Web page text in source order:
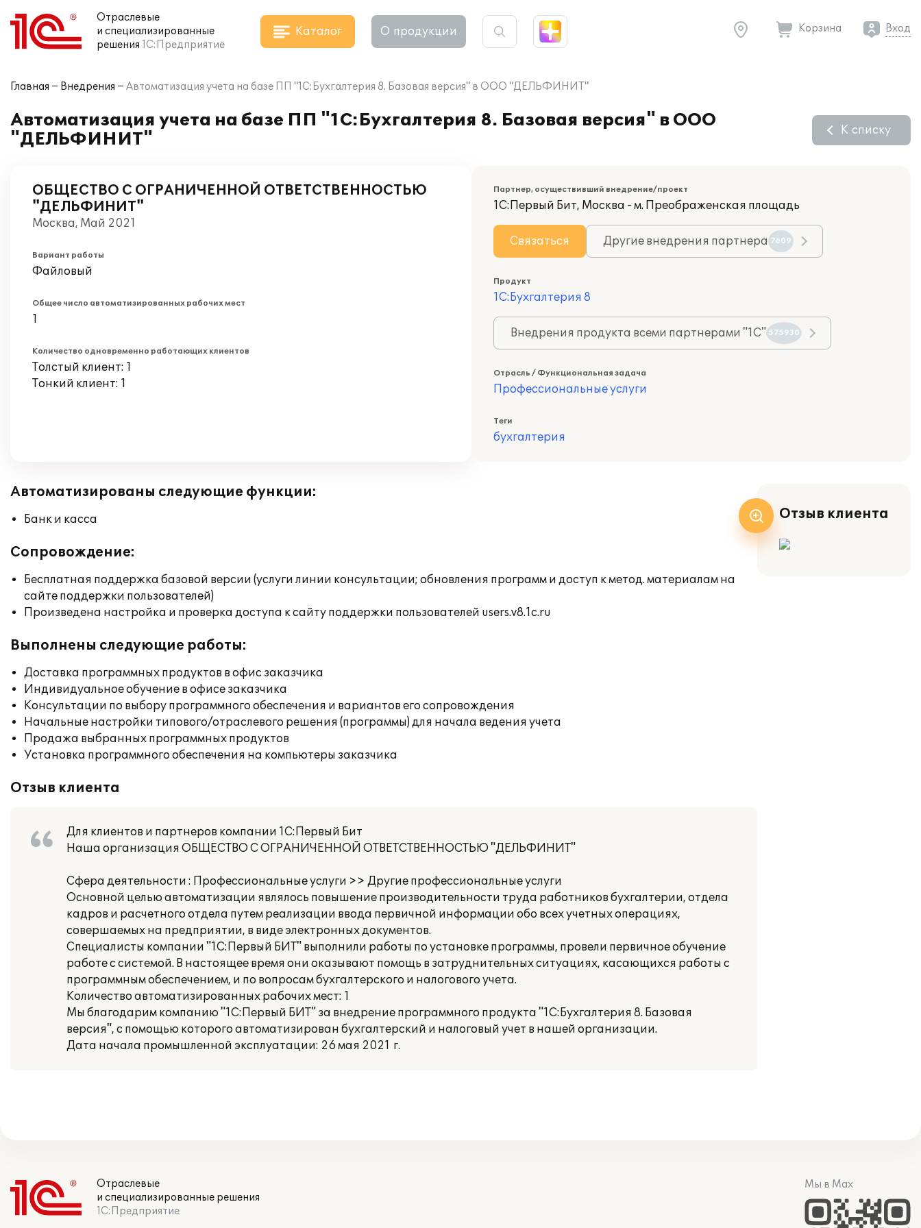
Отраслевые
и специализированные
решения 1С:Предприятие
Каталог О продукции Корзина Вход
Главная Внедрения Автоматизация учета на базе ПП "1С:Бухгалтерия 8. Базовая версия" в ООО "ДЕЛЬФИНИТ"
Автоматизация учета на базе ПП "1С:Бухгалтерия 8. Базовая версия" в ООО
"ДЕЛЬФИНИТ"
К списку
ОБЩЕСТВО С ОГРАНИЧЕННОЙ ОТВЕТСТВЕННОСТЬЮ
"ДЕЛЬФИНИТ"
Москва, Май 2021
Вариант работы
Файловый
Общее число автоматизированных рабочих мест
1
Количество одновременно работающих клиентов
Толстый клиент: 1
Тонкий клиент: 1
Партнер, осуществивший внедрение/проект
1С:Первый Бит, Москва - м. Преображенская площадь
Связаться Другие внедрения партнера 7609
Продукт
1С:Бухгалтерия 8
Внедрения продукта всеми партнерами "1С" 575930
Отрасль / Функциональная задача
Профессиональные услуги
Теги
бухгалтерия
Автоматизированы следующие функции:
Банк и касса
Сопровождение:
Бесплатная поддержка базовой версии (услуги линии консультации; обновления программ и доступ к метод. материалам на
сайте поддержки пользователей)
Произведена настройка и проверка доступа к сайту поддержки пользователей users.v8.1c.ru
Выполнены следующие работы:
Доставка программных продуктов в офис заказчика
Индивидуальное обучение в офисе заказчика
Консультации по выбору программного обеспечения и вариантов его сопровождения
Начальные настройки типового/отраслевого решения (программы) для начала ведения учета
Продажа выбранных программных продуктов
Установка программного обеспечения на компьютеры заказчика
Отзыв клиента
Для клиентов и партнеров компании 1С:Первый Бит
Наша организация ОБЩЕСТВО С ОГРАНИЧЕННОЙ ОТВЕТСТВЕННОСТЬЮ "ДЕЛЬФИНИТ"
Сфера деятельности : Профессиональные услуги >> Другие профессиональные услуги
Основной целью автоматизации являлось повышение производительности труда работников бухгалтерии, отдела
кадров и расчетного отдела путем реализации ввода первичной информации обо всех учетных операциях,
совершаемых на предприятии, в виде электронных документов.
Специалисты компании "1С:Первый БИТ" выполнили работы по установке программы, провели первичное обучение
работе с системой. В настоящее время они оказывают помощь в затруднительных ситуациях, касающихся работы с
программным обеспечением, и по вопросам бухгалтерского и налогового учета.
Количество автоматизированных рабочих мест: 1
Мы благодарим компанию "1С:Первый БИТ" за внедрение программного продукта "1С:Бухгалтерия 8. Базовая
версия", с помощью которого автоматизирован бухгалтерский и налоговый учет в нашей организации.
Дата начала промышленной эксплуатации: 26 мая 2021 г.
Отзыв клиента
Отраслевые
и специализированные решения
1С:Предприятие
Мы в Max